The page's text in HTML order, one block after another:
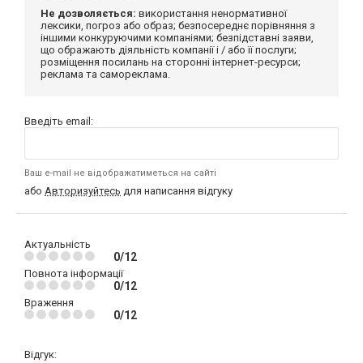
Не дозволяється: використання ненормативної
лексики, погроз або образ; безпосереднє порівняння з
іншими конкуруючими компаніями; безпідставні заяви,
що ображають діяльність компанії і / або її послуги;
розміщення посилань на сторонні інтернет-ресурси;
реклама та самореклама.
Введіть email:
Ваш e-mail не відображатиметься на сайті
або Авторизуйтесь для написання відгуку
Актуальність
0/12
Повнота інформації
0/12
Враження
0/12
Відгук: